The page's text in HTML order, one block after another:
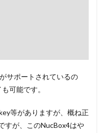
サポートされているの
可能です。
等がありますが、概ね正
すが、このNucBox4はや